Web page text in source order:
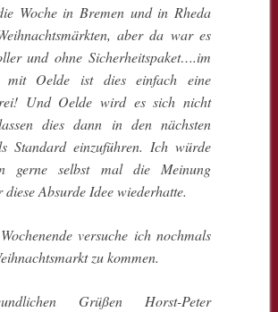
Woche in Bremen und in Rheda
aber da war es
und ohne Sicherheitspaket….im
mit Oelde ist dies einfach eine
Und Oelde wird es sich nicht
dies dann in den nächsten
Standard einzuführen. Ich würde
gerne selbst mal die Meinung
diese Absurde Idee wiederhatte.
versuche ich nochmals
zu kommen.
Grüßen Horst-Peter